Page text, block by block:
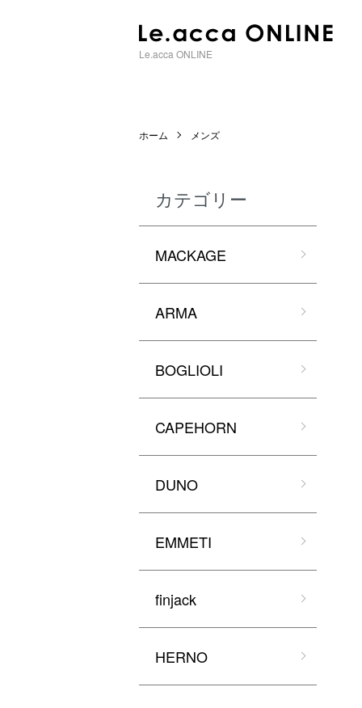
Le.acca ONLINE
ホーム メンズ
カテゴリー
MACKAGE
ARMA
BOGLIOLI
CAPEHORN
DUNO
EMMETI
finjack
HERNO